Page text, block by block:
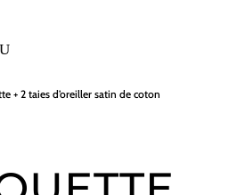
+ 2 taies d’oreiller satin de coton